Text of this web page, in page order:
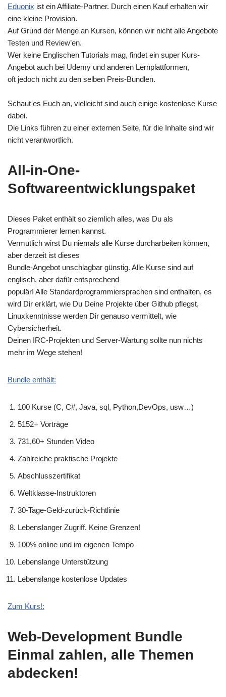
Eduonix ist ein Affiliate-Partner. Durch einen Kauf erhalten wir
eine kleine Provision.
Auf Grund der Menge an Kursen, können wir nicht alle Angebote
Testen und Review’en.
Wer keine Englischen Tutorials mag, findet ein super Kurs-
Angebot auch bei Udemy und anderen Lernplattformen,
oft jedoch nicht zu den selben Preis-Bundlen.
Schaut es Euch an, vielleicht sind auch einige kostenlose Kurse
dabei.
Die Links führen zu einer externen Seite, für die Inhalte sind wir
nicht verantwortlich.
All-in-One-
Softwareentwicklungspaket
Dieses Paket enthält so ziemlich alles, was Du als
Programmierer lernen kannst.
Vermutlich wirst Du niemals alle Kurse durcharbeiten können,
aber derzeit ist dieses
Bundle-Angebot unschlagbar günstig. Alle Kurse sind auf
englisch, aber dafür entsprechend
populär! Alle Standardprogrammiersprachen sind enthalten, es
wird Dir erklärt, wie Du Deine Projekte über Github pflegst,
Linuxkenntnisse werden Dir genauso vermittelt, wie
Cybersicherheit.
Deinen IRC-Projekten und Server-Wartung sollte nun nichts
mehr im Wege stehen!
Bundle enthält:
100 Kurse (C, C#, Java, sql, Python,DevOps, usw…)
5152+ Vorträge
731,60+ Stunden Video
Zahlreiche praktische Projekte
Abschlusszertifikat
Weltklasse-Instruktoren
30-Tage-Geld-zurück-Richtlinie
Lebenslanger Zugriff. Keine Grenzen!
100% online und im eigenen Tempo
Lebenslange Unterstützung
Lebenslange kostenlose Updates
Zum Kurs!:
Web-Development Bundle
Einmal zahlen, alle Themen
abdecken!